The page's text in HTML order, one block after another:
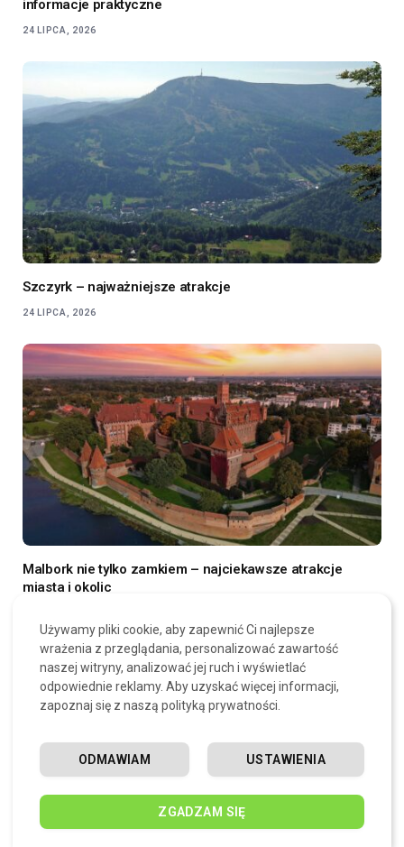
informacje praktyczne
24 LIPCA, 2026
Szczyrk – najważniejsze atrakcje
24 LIPCA, 2026
Malbork nie tylko zamkiem – najciekawsze atrakcje
miasta i okolic
SKOMENTUJ
Używamy pliki cookie, aby zapewnić Ci najlepsze
wrażenia z przeglądania, personalizować zawartość
naszej witryny, analizować jej ruch i wyświetlać
odpowiednie reklamy. Aby uzyskać więcej informacji,
zapoznaj się z naszą polityką prywatności.
ZGADZAM SIĘ
USTAWIENIA
ODMAWIAM